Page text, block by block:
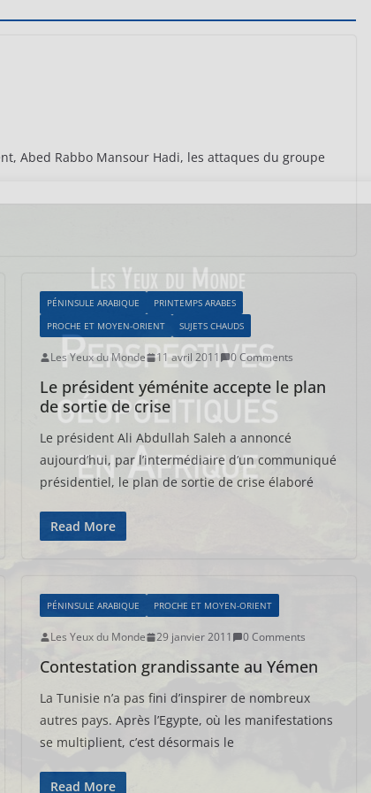
Abed Rabbo Mansour Hadi, les attaques du groupe
PÉNINSULE ARABIQUE
PRINTEMPS ARABES
PROCHE ET MOYEN-ORIENT
SUJETS CHAUDS
Les Yeux du Monde 11 avril 2011 0 Comments
Le président yéménite accepte le plan
de sortie de crise
Le président Ali Abdullah Saleh a annoncé
aujourd’hui, par l’intermédiaire d’un communiqué
présidentiel, le plan de sortie de crise élaboré
Read More
PÉNINSULE ARABIQUE PROCHE ET MOYEN-ORIENT
Les Yeux du Monde 29 janvier 2011 0 Comments
Contestation grandissante au Yémen
La Tunisie n’a pas fini d’inspirer de nombreux
autres pays. Après l’Egypte, où les manifestations
se multiplient, c’est désormais le
Read More